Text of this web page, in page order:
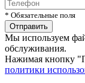
* Обязательные поля
Мы используем
обслуживания.
Нажимая кнопку
политики